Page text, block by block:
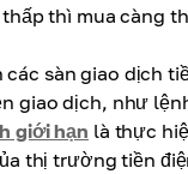
thì mua càng
sàn giao dịch
giao dịch, như
giới hạn là thực
thị trường tiền